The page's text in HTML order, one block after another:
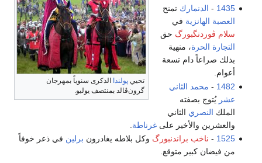
تحيي پولندا
الذكرى سنوياً بمهرجان
گرون‌ڤالد بمنتصف يوليو.
1435
- الدنمارك تمنح
العصبة الهانزية في
سلام ڤوردنگبورگ حق
التجارة الحرة، منهية
بذلك صراعاً دام تسعة
أعوام.
1482
- محمد الثاني
عشر يُتوج بصفته
الملك النصري الثاني
والعشرين والأخير علىغرناطة
1525
- ناخب براندنبورگ وكل بلاطه يغادرون برلين في ذعر خوفاً
من فيضان كبير متوقع.